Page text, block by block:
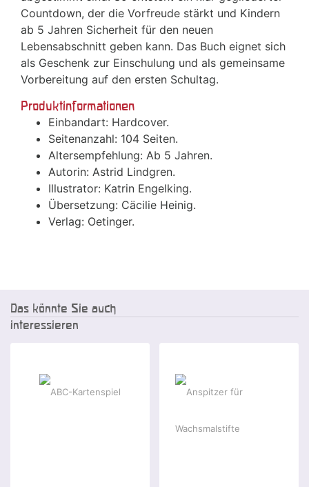
Countdown, der die Vorfreude stärkt und Kindern
ab 5 Jahren Sicherheit für den neuen
Lebensabschnitt geben kann. Das Buch eignet sich
als Geschenk zur Einschulung und als gemeinsame
Vorbereitung auf den ersten Schultag.
Produktinformationen
Einbandart: Hardcover.
Seitenanzahl: 104 Seiten.
Altersempfehlung: Ab 5 Jahren.
Autorin: Astrid Lindgren.
Illustrator: Katrin Engelking.
Übersetzung: Cäcilie Heinig.
Verlag: Oetinger.
Das könnte Sie auch
interessieren